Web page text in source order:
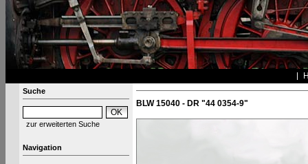
Suche
zur erweiterten Suche
Navigation
BLW 15040 - DR "44 0354-9"